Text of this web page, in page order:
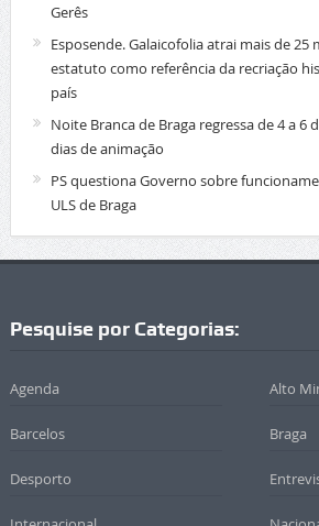
Gerês
Esposende. Galaicofolia atrai mais de 25
estatuto como referência da recriação
país
Noite Branca de Braga regressa de 4 a 6
dias de animação
PS questiona Governo sobre
ULS de Braga
Pesquise por Categorias:
Agenda Alto
Barcelos Braga
Desporto